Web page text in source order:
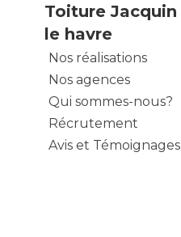
Toiture Jacquin
le havre
Nos réalisations
Nos agences
Qui sommes-nous?
Récrutement
Avis et Témoignages